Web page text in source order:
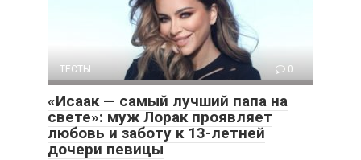
ТЕСТЫ 0
«Исаак — самый лучший папа на
свете»: муж Лорак проявляет
любовь и заботу к 13-летней
дочери певицы